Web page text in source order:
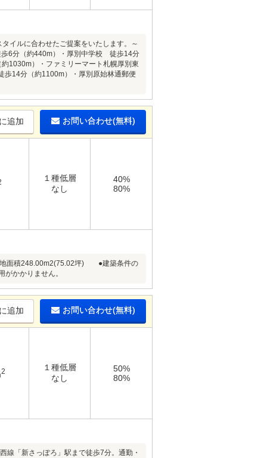
イルに合わせたご提案をいたします。～
6分（約440m）・厚別中学校 徒歩14分
1030m）・ファミリーマート札幌厚別東
14分（約1100m）・厚別原始林通郵便
追加 お問い合わせ(無料)
１種低層
なし
40%
80%
248.00m2(75.02坪) ●建築条件の
かかりません。
追加 お問い合わせ(無料)
2
１種低層
なし
50%
80%
さっぽろ」駅まで徒歩7分。通勤・